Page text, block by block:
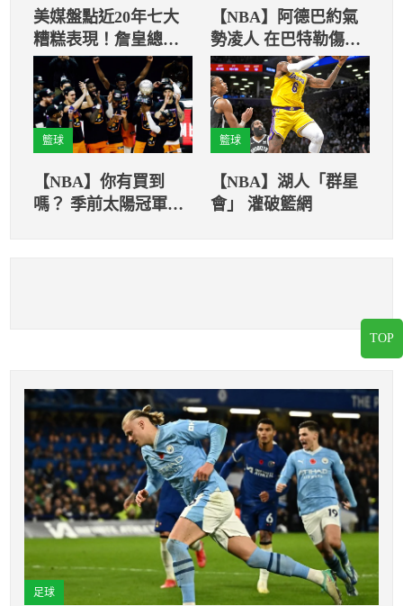
美媒盤點近20年七大
糟糕表現！詹皇總決
賽8分與浪花兄弟都上
榜
【NBA】阿德巴約氣
勢凌人 在巴特勒傷退
後為熱火討回顏面
籃球
【NBA】你有買到
嗎？ 季前太陽冠軍賠
籃球
【NBA】湖人「群星
會」 灌破籃網
足球
TOP